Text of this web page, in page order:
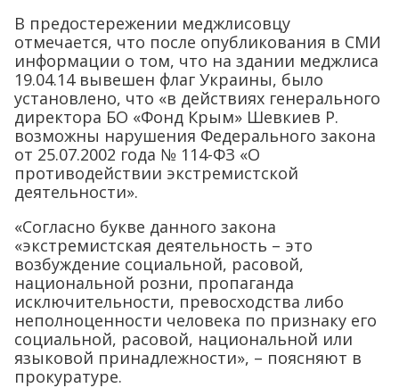
В предостережении меджлисовцу
отмечается, что после опубликования в СМИ
информации о том, что на здании меджлиса
19.04.14 вывешен флаг Украины, было
установлено, что «в действиях генерального
директора БО «Фонд Крым» Шевкиев Р.
возможны нарушения Федерального закона
от 25.07.2002 года № 114-ФЗ «О
противодействии экстремистской
деятельности».
«Согласно букве данного закона
«экстремистская деятельность – это
возбуждение социальной, расовой,
национальной розни, пропаганда
исключительности, превосходства либо
неполноценности человека по признаку его
социальной, расовой, национальной или
языковой принадлежности», – поясняют в
прокуратуре.